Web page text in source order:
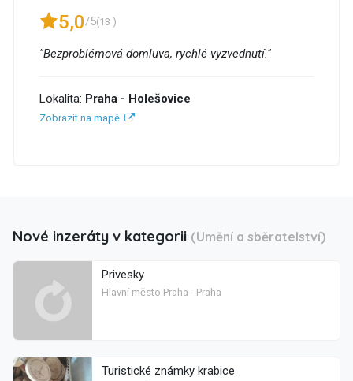
5,0/5(13 )
"Bezproblémová domluva, rychlé vyzvednutí."
Lokalita: Praha - Holešovice
Zobrazit na mapě
Nové inzeráty v kategorii (Umění a sběratelství)
Privesky
Hlavní město Praha - Praha
Turistické známky krabice